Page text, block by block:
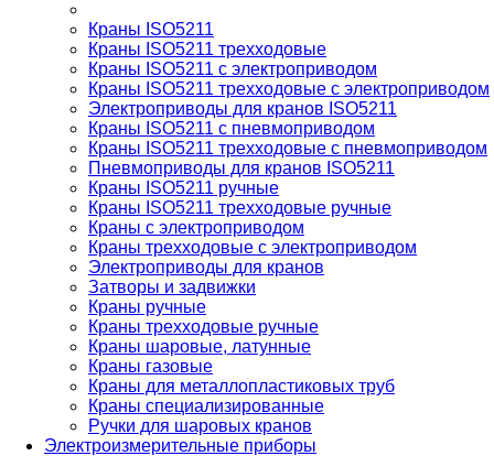
Краны ISO5211
Краны ISO5211 трехходовые
Краны ISO5211 с электроприводом
Краны ISO5211 трехходовые с электроприводом
Электроприводы для кранов ISO5211
Краны ISO5211 с пневмоприводом
Краны ISO5211 трехходовые с пневмоприводом
Пневмоприводы для кранов ISO5211
Краны ISO5211 ручные
Краны ISO5211 трехходовые ручные
Краны с электроприводом
Краны трехходовые с электроприводом
Электроприводы для кранов
Затворы и задвижки
Краны ручные
Краны трехходовые ручные
Краны шаровые, латунные
Краны газовые
Краны для металлопластиковых труб
Краны специализированные
Ручки для шаровых кранов
Электроизмерительные приборы